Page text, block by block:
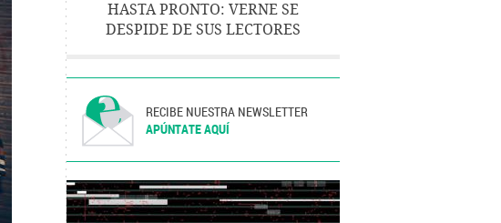
HASTA PRONTO: VERNE SE
DESPIDE DE SUS LECTORES
RECIBE NUESTRA NEWSLETTER
APÚNTATE AQUÍ